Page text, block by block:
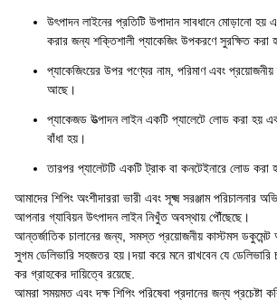
উৎপাদন লাইনের প্রতিটি উপাদান সাবধানে মোড়ানো হয়
করার জন্য শক্তিশালী প্যাকেজিং উপকরণে সুরক্ষিত করা
প্যাকেজিংয়ের উপর পণ্যের নাম, পরিমাণ এবং প্রয়োজনীয়
আছে।
প্যাকেজড উত্পাদন লাইন একটি প্যালেটে লোড করা হয়
বাঁধা হয়।
তারপর প্যালেটটি একটি ট্রাক বা কনটেইনারে লোড করা
আমাদের শিপিং অংশীদাররা ভারী এবং সূক্ষ্ম সরঞ্জাম পরিচালনার
আপনার গ্যাবিয়ন উৎপাদন লাইন নিখুঁত অবস্থায় পৌঁছেছে।
আন্তর্জাতিক চালানের জন্য, সমস্ত প্রয়োজনীয় কাস্টমস ডকুমেন্ট
সুগম ডেলিভারি সহজতর হয়।দয়া করে মনে রাখবেন যে
কর গ্রাহকের দায়িত্বে রয়েছে.
আমরা সময়মত এবং দক্ষ শিপিং পরিষেবা প্রদানের জন্য প্রচেষ্টা